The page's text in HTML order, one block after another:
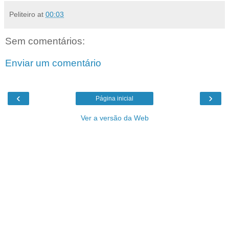
Peliteiro at 00:03
Sem comentários:
Enviar um comentário
‹ ›
Página inicial
Ver a versão da Web